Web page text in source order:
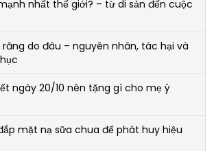
nhất thế giới? – từ di sản đến cuộc
do đâu – nguyên nhân, tác hại và
ngày 20/10 nên tặng gì cho mẹ ý
mặt nạ sữa chua để phát huy hiệu